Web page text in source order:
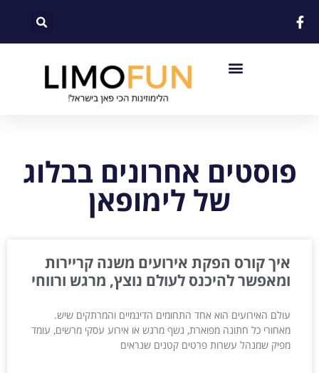
פוסטים אחרונים בבלוג
של לימופאן
איך קורס הפקת אירועים משנה קריירות
ומאפשר להיכנס לעולם נוצץ, מרגש ורווחי
עולם האירועים הוא אחד התחומים הדינמיים והמרתקים שיש.
מאחורי כל חתונה מפוארת, נשף מרגש או אירוע עסקי מרשים, עומד
מפיק שמנהל עשרות פרטים קטנים שנראים